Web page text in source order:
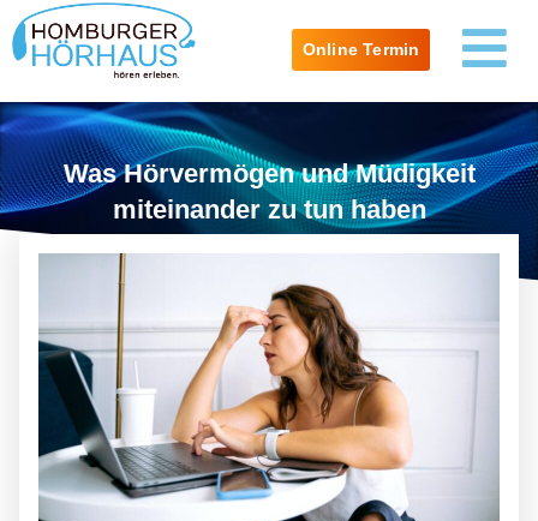
Online Termin
Was Hörvermögen und Müdigkeit
miteinander zu tun haben